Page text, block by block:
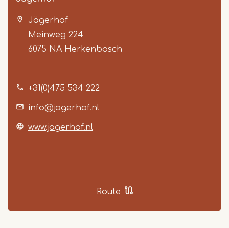
Jägerhof
Meinweg 224
6075 NA Herkenbosch
+31(0)475 534 222
info@jagerhof.nl
www.jagerhof.nl
Route
Item